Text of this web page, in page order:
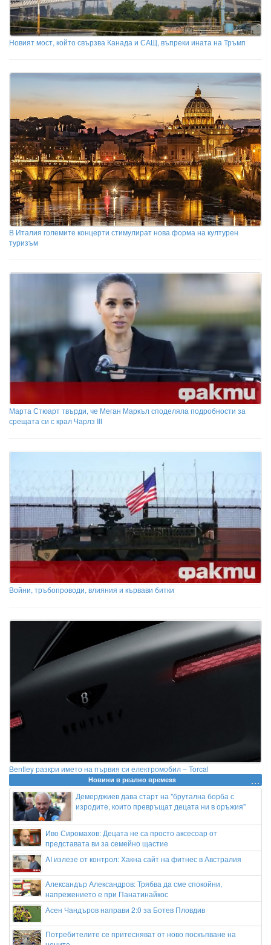
Новият мост, който свързва Канада и САЩ, въпреки ината на Тръмп
В Италия големите концерти стимулират нова форма на културен
туризъм
Марта Стюарт твърди, че Меган Маркъл споделяла подробности за
срещата си с крал Чарлз III
Войни, тръбопроводи, влияния и кървави битки
Bentley разкри името на първия си електромобил – Torcal
Новини в реално времеss
Демерджиев дава старт на "брутална борба с
изродите, които превръщат децата ни в оръжия"
Иво Сиромахов: Децата не са просто аксесоар от
представата ви за семейно щастие
AI излезе от контрол: Хакна сайт на фитнес в Австралия
Александър Александров: Трябва да сме спокойни,
напрежението е при Панатинайкос
Асен Чандъров направи 2:0 за Ботев Пловдив
Потребителите се притесняват от ново поскъпване на